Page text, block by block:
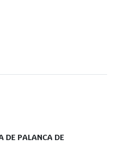
DE PALANCA DE